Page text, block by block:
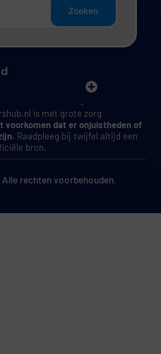
Zoeken
. Alle rechten voorbehouden.
is met grote zorg
voorkomen dat er onjuistheden of
Raadpleeg bij twijfel altijd een
bron.